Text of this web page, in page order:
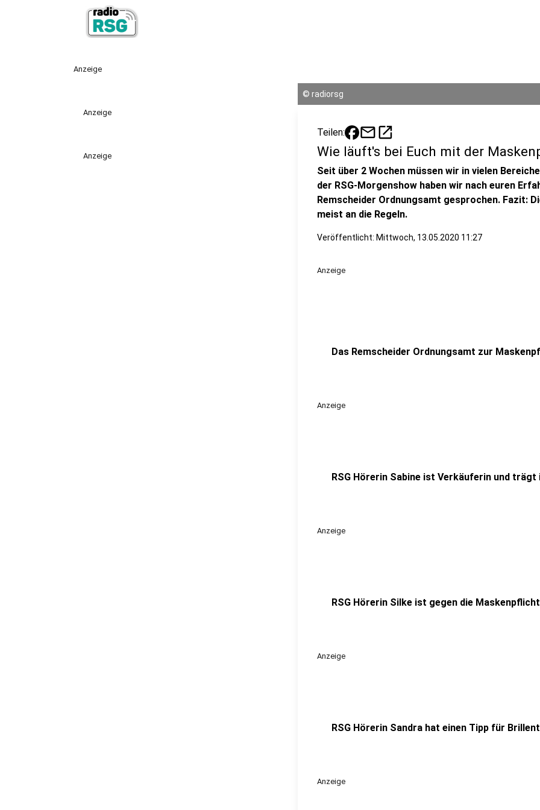
Anzeige
Anzeige
Anzeige
© radiorsg
Teilen: mailopen_in_new
Wie läuft's bei Euch mit der
Seit über 2 Wochen müssen wir in vielen
der RSG-Morgenshow haben wir nach euren
Remscheider Ordnungsamt gesprochen. Fazit:
meist an die Regeln.
Veröffentlicht: Mittwoch, 13.05.2020 11:27
Anzeige
Das Remscheider Ordnungsamt zur
Anzeige
RSG Hörerin Sabine ist Verkäuferin und trägt
Anzeige
RSG Hörerin Silke ist gegen die Maskenpflicht
Anzeige
RSG Hörerin Sandra hat einen Tipp für
Anzeige